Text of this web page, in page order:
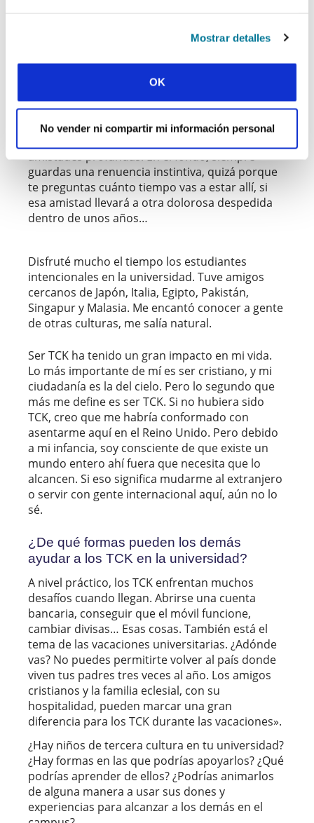
Mostrar detalles
OK
No vender ni compartir mi información personal
Mi renuencia instintiva (Joshua)
«Era más o menos el típico estudiante TCK. Me
había mudado hacía unos años y me pareció
amigos, así como adaptarme a situaciones
nuevas. Igual que otros TCK, tuve que
guardas una renuencia instintiva, quizá porque
te preguntas cuánto tiempo vas a estar allí, si
esa amistad llevará a otra dolorosa despedida
dentro de unos años…
Disfruté mucho el tiempo los estudiantes
intencionales en la universidad. Tuve amigos
cercanos de Japón, Italia, Egipto, Pakistán,
Singapur y Malasia. Me encantó conocer a gente
de otras culturas, me salía natural.
Ser TCK ha tenido un gran impacto en mi vida.
Lo más importante de mí es ser cristiano, y mi
ciudadanía es la del cielo. Pero lo segundo que
más me define es ser TCK. Si no hubiera sido
TCK, creo que me habría conformado con
asentarme aquí en el Reino Unido. Pero debido
a mi infancia, soy consciente de que existe un
mundo entero ahí fuera que necesita que lo
alcancen. Si eso significa mudarme al extranjero
o servir con gente internacional aquí, aún no lo
sé.
¿De qué formas pueden los demás
ayudar a los TCK en la universidad?
A nivel práctico, los TCK enfrentan muchos
desafíos cuando llegan. Abrirse una cuenta
bancaria, conseguir que el móvil funcione,
cambiar divisas… Esas cosas. También está el
tema de las vacaciones universitarias. ¿Adónde
vas? No puedes permitirte volver al país donde
viven tus padres tres veces al año. Los amigos
cristianos y la familia eclesial, con su
hospitalidad, pueden marcar una gran
diferencia para los TCK durante las vacaciones».
¿Hay niños de tercera cultura en tu universidad?
¿Hay formas en las que podrías apoyarlos? ¿Qué
podrías aprender de ellos? ¿Podrías animarlos
de alguna manera a usar sus dones y
experiencias para alcanzar a los demás en el